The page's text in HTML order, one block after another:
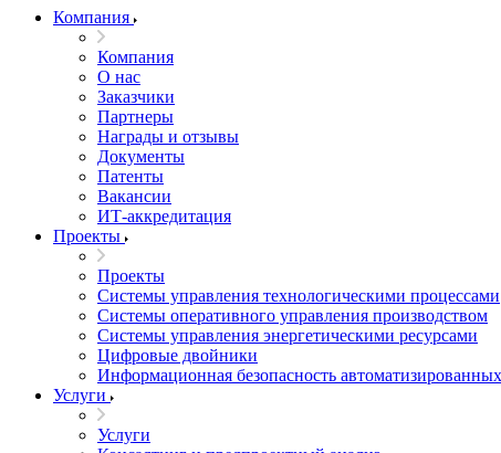
Компания
Компания
О нас
Заказчики
Партнеры
Награды и отзывы
Документы
Патенты
Вакансии
ИТ-аккредитация
Проекты
Проекты
Системы управления технологическими процессами
Системы оперативного управления производством
Системы управления энергетическими ресурсами
Цифровые двойники
Информационная безопасность
Услуги
Услуги